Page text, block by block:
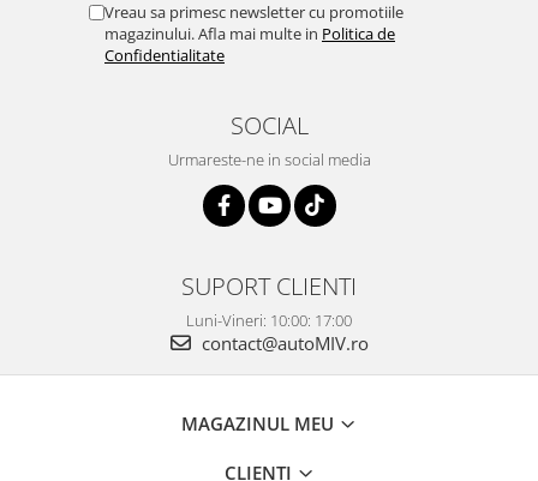
Vreau sa primesc newsletter cu promotiile
magazinului. Afla mai multe in Politica de
Confidentialitate
SOCIAL
Urmareste-ne in social media
SUPORT CLIENTI
Luni-Vineri: 10:00: 17:00
contact@autoMIV.ro
MAGAZINUL MEU
CLIENTI